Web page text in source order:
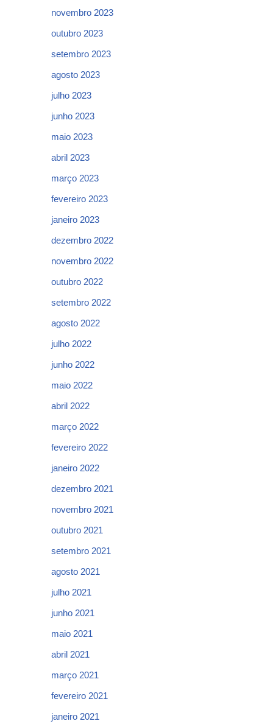
novembro 2023
outubro 2023
setembro 2023
agosto 2023
julho 2023
junho 2023
maio 2023
abril 2023
março 2023
fevereiro 2023
janeiro 2023
dezembro 2022
novembro 2022
outubro 2022
setembro 2022
agosto 2022
julho 2022
junho 2022
maio 2022
abril 2022
março 2022
fevereiro 2022
janeiro 2022
dezembro 2021
novembro 2021
outubro 2021
setembro 2021
agosto 2021
julho 2021
junho 2021
maio 2021
abril 2021
março 2021
fevereiro 2021
janeiro 2021